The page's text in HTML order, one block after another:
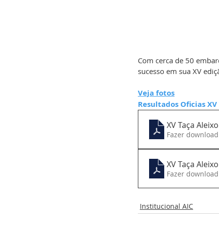
Com cerca de 50
sucesso em sua XV
Veja fotos
Resultados Oficias
XV Taça
Fazer download
XV Taça
Fazer download
Institucional AIC